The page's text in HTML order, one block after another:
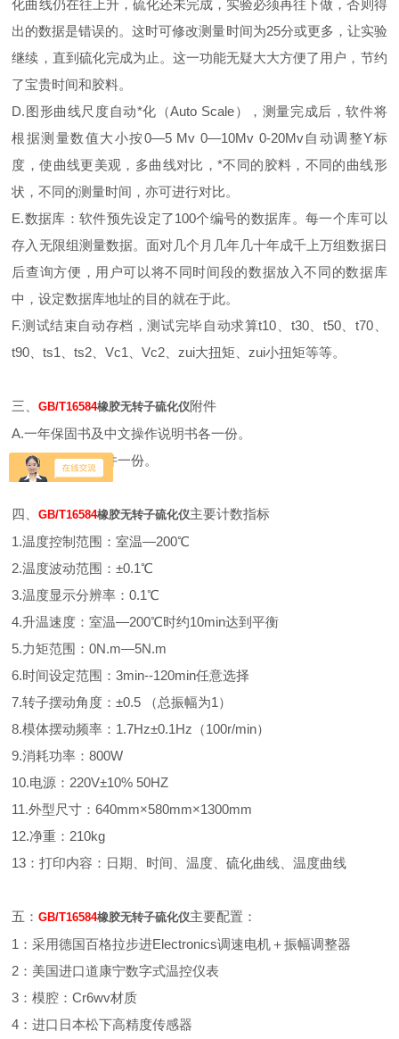
化曲线仍在往上升，硫化还未完成，实验必须再往下做，否则得
出的数据是错误的。这时可修改测量时间为25分或更多，让实验
继续，直到硫化完成为止。这一功能无疑大大方便了用户，节约
了宝贵时间和胶料。
D.图形曲线尺度自动*化（Auto Scale），测量完成后，软件将
根据测量数值大小按0—5 Mv 0—10Mv 0-20Mv自动调整Y标
度，使曲线更美观，多曲线对比，*不同的胶料，不同的曲线形
状，不同的测量时间，亦可进行对比。
E.数据库：软件预先设定了100个编号的数据库。每一个库可以
存入无限组测量数据。面对几个月几年几十年成千上万组数据日
后查询方便，用户可以将不同时间段的数据放入不同的数据库
中，设定数据库地址的目的就在于此。
F.测试结束自动存档，测试完毕自动求算t10、t30、t50、t70、
t90、ts1、ts2、Vc1、Vc2、zui大扭矩、zui小扭矩等等。
三、GB/T16584橡胶无转子硫化仪附件
A.一年保固书及中文操作说明书各一份。
B.硫化仪测试软件一份。
四、GB/T16584橡胶无转子硫化仪主要计数指标
1.温度控制范围：室温—200℃
2.温度波动范围：±0.1℃
3.温度显示分辨率：0.1℃
4.升温速度：室温—200℃时约10min达到平衡
5.力矩范围：0N.m—5N.m
6.时间设定范围：3min--120min任意选择
7.转子摆动角度：±0.5 （总振幅为1）
8.模体摆动频率：1.7Hz±0.1Hz（100r/min）
9.消耗功率：800W
10.电源：220V±10% 50HZ
11.外型尺寸：640mm×580mm×1300mm
12.净重：210kg
13：打印内容：日期、时间、温度、硫化曲线、温度曲线
五：GB/T16584橡胶无转子硫化仪主要配置：
1：采用德国百格拉步进Electronics调速电机＋振幅调整器
2：美国进口道康宁数字式温控仪表
3：模腔：Cr6wv材质
4：进口日本松下高精度传感器